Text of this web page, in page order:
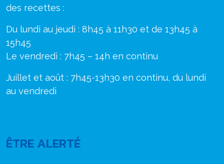
des recettes :
Du lundi au jeudi : 8h45 à 11h30 et de 13h45 à
15h45
Le vendredi : 7h45 – 14h en continu
Juillet et août : 7h45-13h30 en continu, du lundi
au vendredi
ÊTRE ALERTÉ